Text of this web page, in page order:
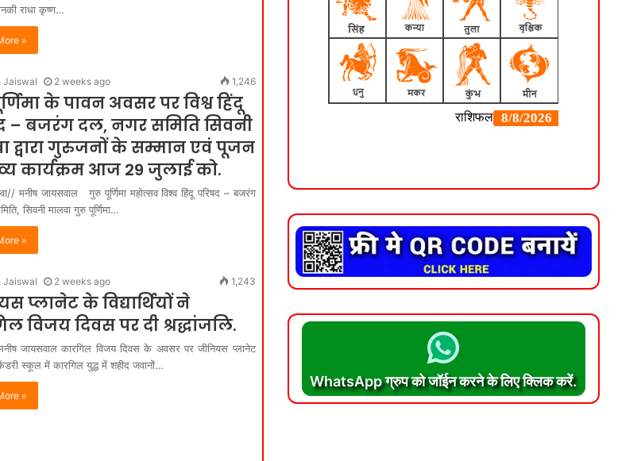
राधा कृष्ण…
»
Jaiswal 2 weeks ago 1,246
के पावन अवसर पर विश्व हिंदू
– बजरंग दल, नगर समिति सिवनी
द्वारा गुरुजनों के सम्मान एवं पूजन
कार्यक्रम आज 29 जुलाई को.
मनीष जायसवाल गुरु पूर्णिमा महोत्सव विश्व हिंदू परिषद – बजरंग
सिवनी मालवा गुरु पूर्णिमा…
»
Jaiswal 2 weeks ago 1,243
प्लानेट के विद्यार्थियों ने
विजय दिवस पर दी श्रद्धांजलि.
जायसवाल कारगिल विजय दिवस के अवसर पर जीनियस प्लानेट
स्कूल में कारगिल युद्ध में शहीद जवानों…
»
WhatsApp ग्रुप को जॉईन करने के लिए क्लिक करें.